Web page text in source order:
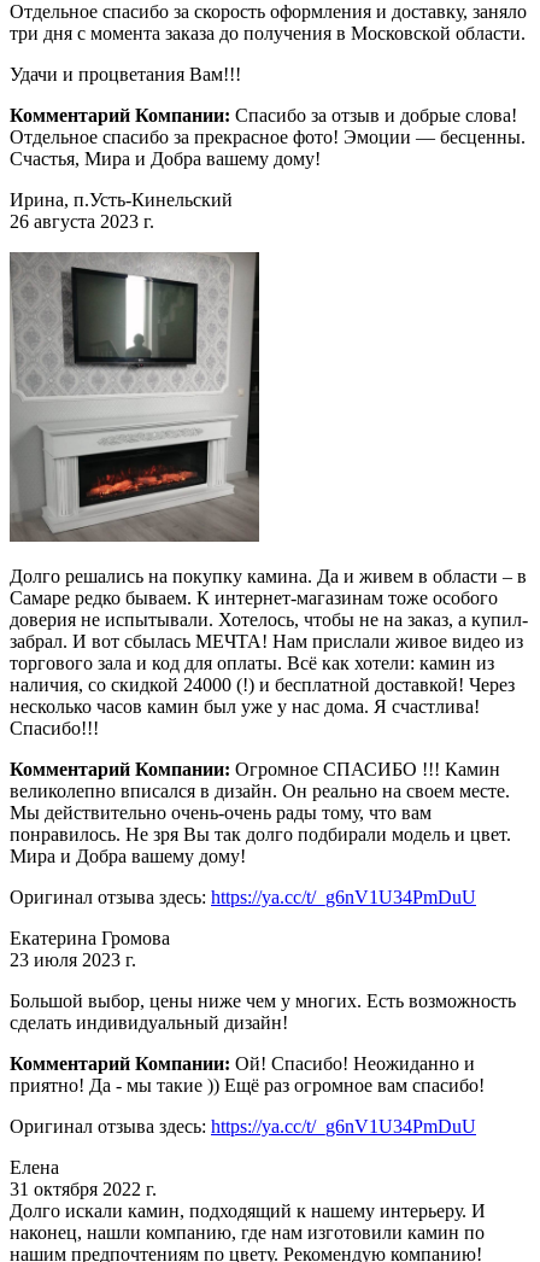
Отдельное спасибо за скорость оформления и доставку, заняло
три дня с момента заказа до получения в Московской области.
Удачи и процветания Вам!!!
Комментарий Компании: Спасибо за отзыв и добрые слова!
Отдельное спасибо за прекрасное фото! Эмоции — бесценны.
Счастья, Мира и Добра вашему дому!
Ирина, п.Усть-Кинельский
26 августа 2023 г.
Долго решались на покупку камина. Да и живем в области – в
Самаре редко бываем. К интернет-магазинам тоже особого
доверия не испытывали. Хотелось, чтобы не на заказ, а купил-
забрал. И вот сбылась МЕЧТА! Нам прислали живое видео из
торгового зала и код для оплаты. Всё как хотели: камин из
наличия, со скидкой 24000 (!) и бесплатной доставкой! Через
несколько часов камин был уже у нас дома. Я счастлива!
Спасибо!!!
Комментарий Компании: Огромное СПАСИБО !!! Камин
великолепно вписался в дизайн. Он реально на своем месте.
Мы действительно очень-очень рады тому, что вам
понравилось. Не зря Вы так долго подбирали модель и цвет.
Мира и Добра вашему дому!
Оригинал отзыва здесь: https://ya.cc/t/_g6nV1U34PmDuU
Екатерина Громова
23 июля 2023 г.
Большой выбор, цены ниже чем у многих. Есть возможность
сделать индивидуальный дизайн!
Комментарий Компании: Ой! Спасибо! Неожиданно и
приятно! Да - мы такие )) Ещё раз огромное вам спасибо!
Оригинал отзыва здесь: https://ya.cc/t/_g6nV1U34PmDuU
Елена
31 октября 2022 г.
Долго искали камин, подходящий к нашему интерьеру. И
наконец, нашли компанию, где нам изготовили камин по
нашим предпочтениям по цвету. Рекомендую компанию!